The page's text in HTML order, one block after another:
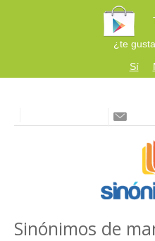
¿te
Sí
Sinónimos de